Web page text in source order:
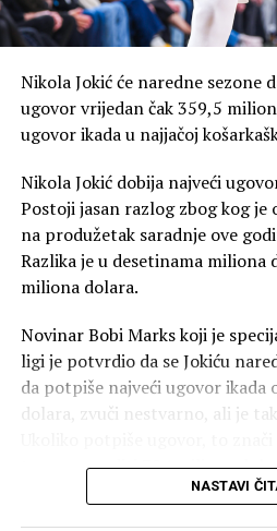
posle meča sa Hrvatskom,
Nastaviću da radim zajedno sa
moralnu i profesionalnu
koji su povrijeđeni. S
se u sramnom tekstu
Prešao u Spartak za bogatstvo
Mirlind Daku je postao igrač
godine provedene u Rubinu iz
dao je 38 golova na 93 nastupa
Nikola Jokić će naredne sezone
ugovor vrijedan čak 359,5
ugovor ikada u najjačoj
Nikola Jokić dobija najveći
Postoji jasan razlog zbog kog je
na produžetak saradnje ove
Razlika je u desetinama miliona
miliona dolara.
Novinar Bobi Marks koji je
ligi je potvrdio da se Jokiću
da potpiše najveći ugovor ikada
dolara, zvuči nestvarno, ali je
terena zaraditi 724 miliona
reklame, sponzore i sve što
NASTAVI